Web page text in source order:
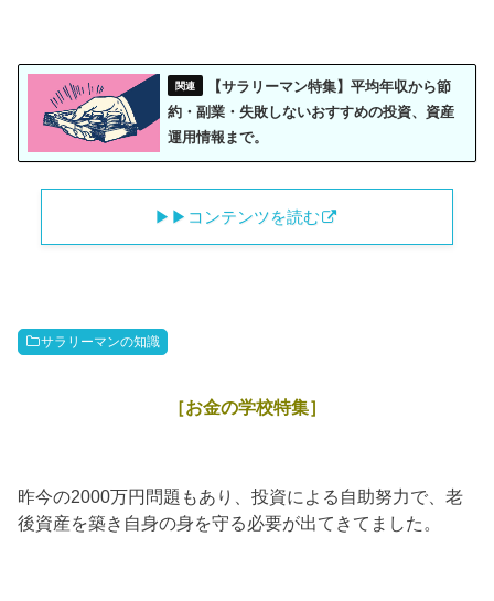
【サラリーマン特集】平均年収から節
約・副業・失敗しないおすすめの投資、資産
運用情報まで。
▶︎▶︎コンテンツを読む
サラリーマンの知識
［お金の学校特集］
昨今の2000万円問題もあり、投資による自助努力で、老
後資産を築き自身の身を守る必要が出てきてました。